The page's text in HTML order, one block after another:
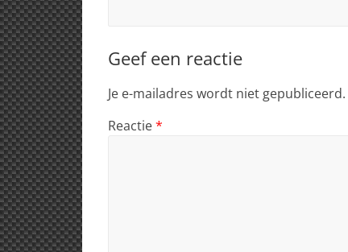
Geef een reactie
Je e-mailadres wordt niet gepubliceerd.
Reactie*